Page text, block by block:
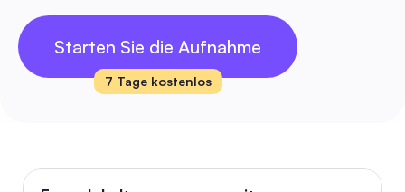
Starten Sie die Aufnahme
7 Tage kostenlos